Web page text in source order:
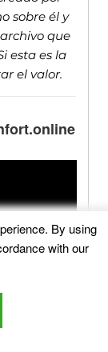
sobre él y
que
esta es la
el valor.
. By using
with our